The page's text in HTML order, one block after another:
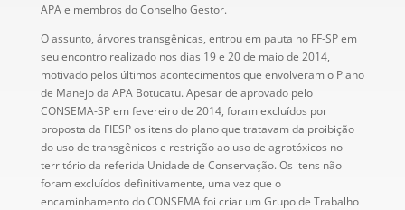
APA e membros do Conselho Gestor.
O assunto, árvores transgênicas, entrou em pauta no FF-SP em
seu encontro realizado nos dias 19 e 20 de maio de 2014,
motivado pelos últimos acontecimentos que envolveram o Plano
de Manejo da APA Botucatu. Apesar de aprovado pelo
CONSEMA-SP em fevereiro de 2014, foram excluídos por
proposta da FIESP os itens do plano que tratavam da proibição
do uso de transgênicos e restrição ao uso de agrotóxicos no
território da referida Unidade de Conservação. Os itens não
foram excluídos definitivamente, uma vez que o
encaminhamento do CONSEMA foi criar um Grupo de Trabalho